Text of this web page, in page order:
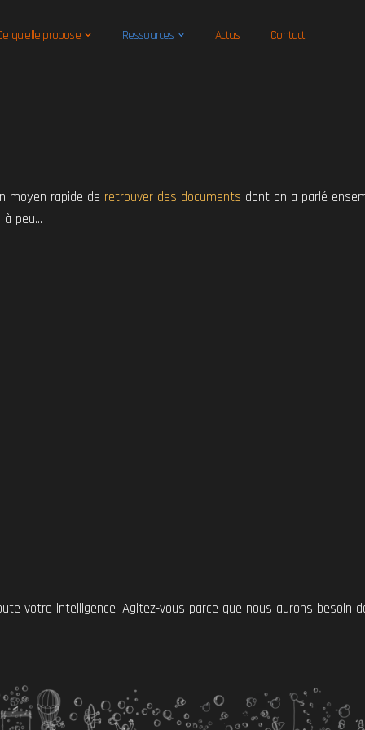
qu’elle propose Ressources Actus Contact
moyen rapide de retrouver des documents dont on a parlé
à peu…
votre intelligence. Agitez-vous parce que nous aurons besoin